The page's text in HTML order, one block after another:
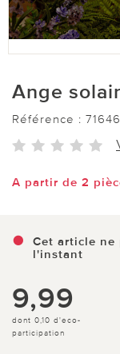
Ange
Référence :
A partir de 2
Cet article
l'instant
9,99
dont 0,10 d'eco-
participation